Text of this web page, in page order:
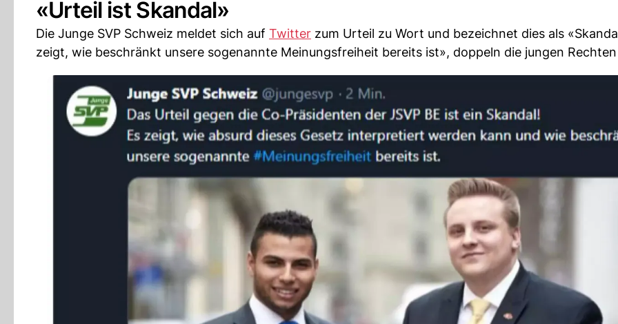
«Urteil ist Skandal»
Die Junge SVP Schweiz meldet sich auf Twitter zum Urteil zu Wort und bezeichnet dies als
zeigt, wie beschränkt unsere sogenannte Meinungsfreiheit bereits ist», doppeln die jungen